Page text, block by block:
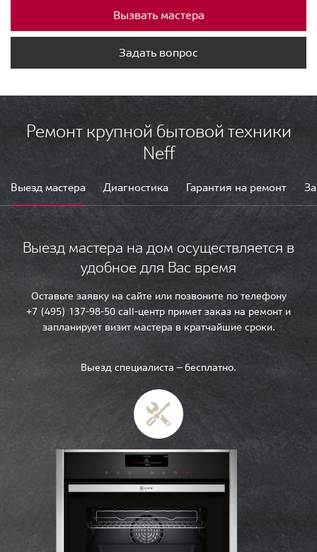
Вызвать мастера
Задать вопрос
Ремонт крупной бытовой техники
Neff
Выезд мастера Диагностика Гарантия на ремонт
Выезд мастера на дом осуществляется в
удобное для Вас время
Оставьте заявку на сайте или позвоните по телефону
+7 (495) 137-98-50 call-центр примет заказ на ремонт и
запланирует визит мастера в кратчайшие сроки.
Выезд специалиста — бесплатно.